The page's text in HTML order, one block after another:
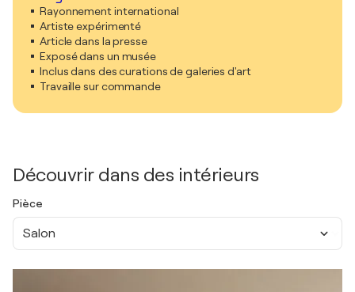
Rayonnement international
Artiste expérimenté
Article dans la presse
Exposé dans un musée
Inclus dans des curations de galeries d'art
Travaille sur commande
Découvrir dans des intérieurs
Pièce
Salon